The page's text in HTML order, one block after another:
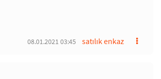
satılık enkaz
08.01.2021 03:45